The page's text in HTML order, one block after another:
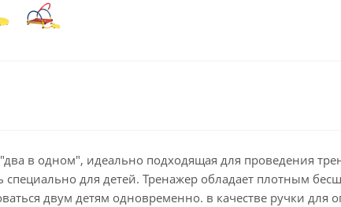
в одном", идеально подходящая для проведения
специально для детей. Тренажер обладает плотным
двум детям одновременно. в качестве ручки для